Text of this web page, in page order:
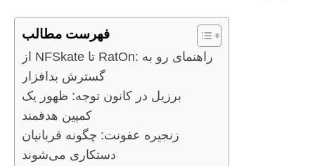
فهرست مطالب
از NFSkate تا RatOn: راهنمای رو به
گسترش بدافزار
برزیل در کانون توجه: ظهور یک
کمپین هدفمند
زنجیره عفونت: چگونه قربانیان
دستکاری می‌شوند